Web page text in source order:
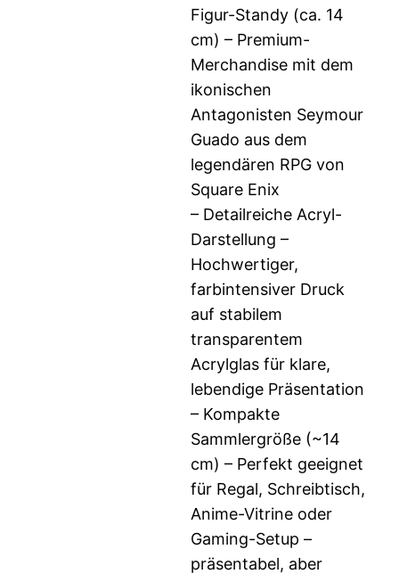
Figur-Standy (ca. 14
cm) – Premium-
Merchandise mit dem
ikonischen
Antagonisten Seymour
Guado aus dem
legendären RPG von
Square Enix
– Detailreiche Acryl-
Darstellung –
Hochwertiger,
farbintensiver Druck
auf stabilem
transparentem
Acrylglas für klare,
lebendige Präsentation
– Kompakte
Sammlergröße (~14
cm) – Perfekt geeignet
für Regal, Schreibtisch,
Anime-Vitrine oder
Gaming-Setup –
präsentabel, aber